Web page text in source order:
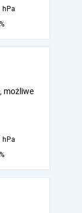
hPa
możliwe
hPa